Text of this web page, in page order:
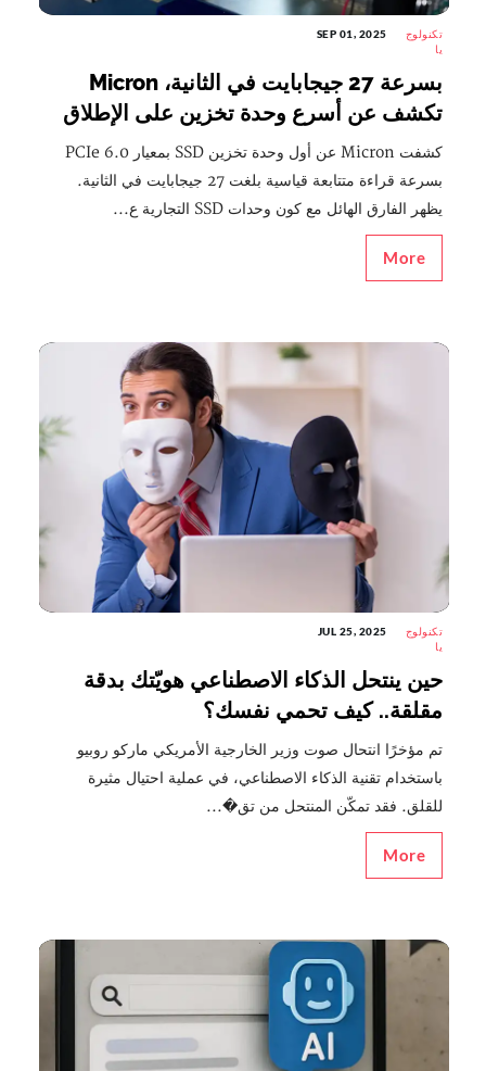
تكنولوج
يا
SEP 01, 2025
بسرعة 27 جيجابايت في الثانية، Micron
تكشف عن أسرع وحدة تخزين على الإطلاق
كشفت Micron عن أول وحدة تخزين SSD بمعيار PCIe 6.0
بسرعة قراءة متتابعة قياسية بلغت 27 جيجابايت في الثانية.
يظهر الفارق الهائل مع كون وحدات SSD التجارية ع...
More
تكنولوج
يا
JUL 25, 2025
حين ينتحل الذكاء الاصطناعي هويّتك بدقة
مقلقة.. كيف تحمي نفسك؟
تم مؤخرًا انتحال صوت وزير الخارجية الأمريكي ماركو روبيو
باستخدام تقنية الذكاء الاصطناعي، في عملية احتيال مثيرة
للقلق. فقد تمكّن المنتحل من تق�...
More